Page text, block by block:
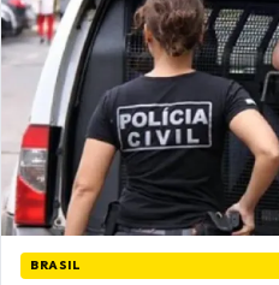
BRASIL